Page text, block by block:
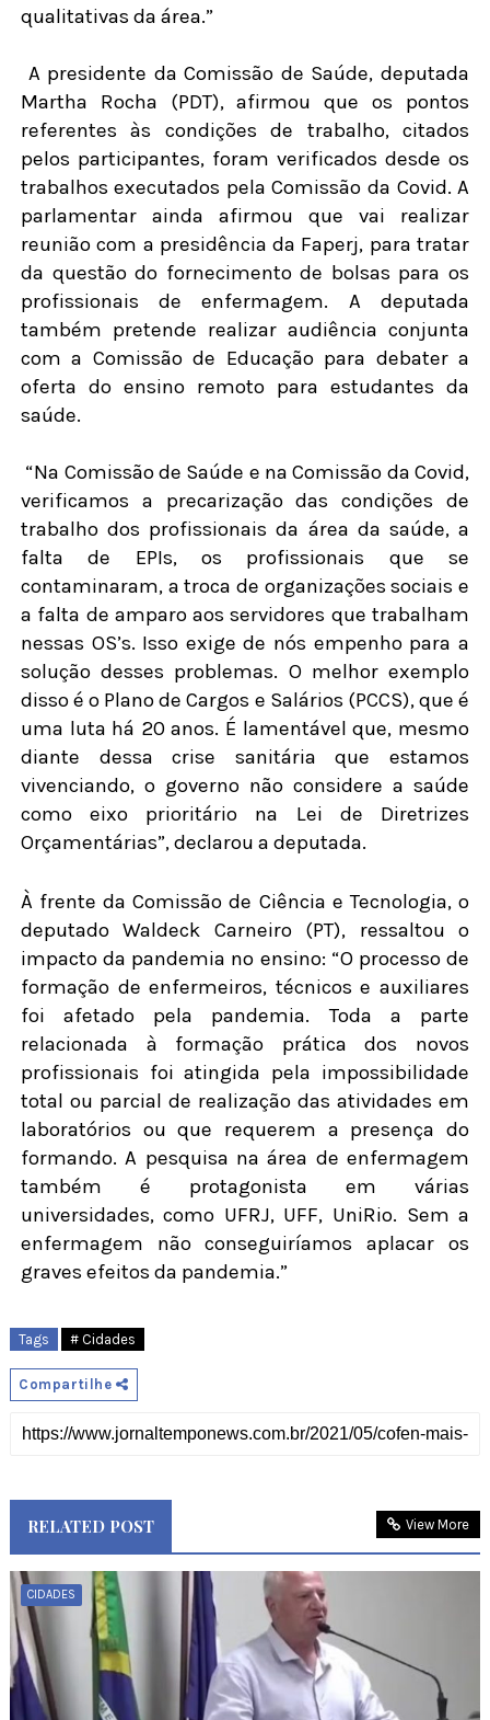
qualitativas da área.”
A presidente da Comissão de Saúde, deputada
Martha Rocha (PDT), afirmou que os pontos
referentes às condições de trabalho, citados
pelos participantes, foram verificados desde os
trabalhos executados pela Comissão da Covid. A
parlamentar ainda afirmou que vai realizar
reunião com a presidência da Faperj, para tratar
da questão do fornecimento de bolsas para os
profissionais de enfermagem. A deputada
também pretende realizar audiência conjunta
com a Comissão de Educação para debater a
oferta do ensino remoto para estudantes da
saúde.
“Na Comissão de Saúde e na Comissão da Covid,
verificamos a precarização das condições de
trabalho dos profissionais da área da saúde, a
falta de EPIs, os profissionais que se
contaminaram, a troca de organizações sociais e
a falta de amparo aos servidores que trabalham
nessas OS’s. Isso exige de nós empenho para a
solução desses problemas. O melhor exemplo
disso é o Plano de Cargos e Salários (PCCS), que é
uma luta há 20 anos. É lamentável que, mesmo
diante dessa crise sanitária que estamos
vivenciando, o governo não considere a saúde
como eixo prioritário na Lei de Diretrizes
Orçamentárias”, declarou a deputada.
À frente da Comissão de Ciência e Tecnologia, o
deputado Waldeck Carneiro (PT), ressaltou o
impacto da pandemia no ensino: “O processo de
formação de enfermeiros, técnicos e auxiliares
foi afetado pela pandemia. Toda a parte
relacionada à formação prática dos novos
profissionais foi atingida pela impossibilidade
total ou parcial de realização das atividades em
laboratórios ou que requerem a presença do
formando. A pesquisa na área de enfermagem
também é protagonista em várias
universidades, como UFRJ, UFF, UniRio. Sem a
enfermagem não conseguiríamos aplacar os
graves efeitos da pandemia.”
Tags # Cidades
Compartilhe
RELATED POST View More
CIDADES